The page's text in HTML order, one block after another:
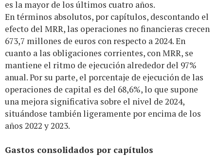
es la mayor de los últimos cuatro años.
En términos absolutos, por capítulos, descontando el
efecto del MRR, las operaciones no financieras crecen
673,7 millones de euros con respecto a 2024. En
cuanto a las obligaciones corrientes, con MRR, se
mantiene el ritmo de ejecución alrededor del 97%
anual. Por su parte, el porcentaje de ejecución de las
operaciones de capital es del 68,6%, lo que supone
una mejora significativa sobre el nivel de 2024,
situándose también ligeramente por encima de los
años 2022 y 2023.
Gastos consolidados por capítulos